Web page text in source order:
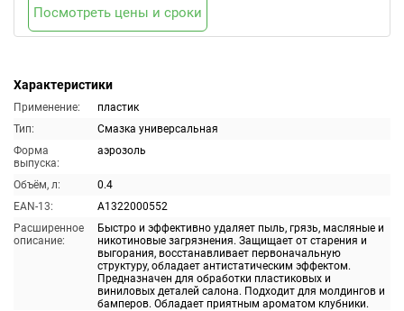
Характеристики
Применение:
пластик
Тип:
Смазка универсальная
Форма
выпуска:
аэрозоль
Объём, л:
0.4
EAN-13:
A1322000552
Расширенное
описание:
Быстро и эффективно удаляет пыль, грязь, масляные и
никотиновые загрязнения. Защищает от старения и
выгорания, восстанавливает первоначальную
структуру, обладает антистатическим эффектом.
Предназначен для обработки пластиковых и
виниловых деталей салона. Подходит для молдингов и
бамперов. Обладает приятным ароматом клубники.
Посмотреть цены и сроки